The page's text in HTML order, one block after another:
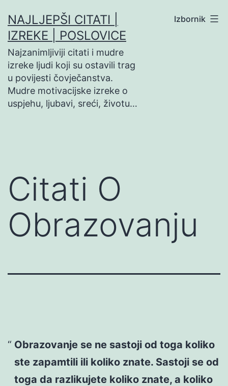
na
sadržaj
NAJLJEPŠI CITATI |
IZREKE | POSLOVICE
Najzanimljiviji citati i mudre
izreke ljudi koji su ostavili trag
u povijesti čovječanstva.
Mudre motivacijske izreke o
uspjehu, ljubavi, sreći, životu…
Izbornik
Citati O
Obrazovanju
Obrazovanje se ne sastoji od toga koliko
ste zapamtili ili koliko znate. Sastoji se od
toga da razlikujete koliko znate, a koliko